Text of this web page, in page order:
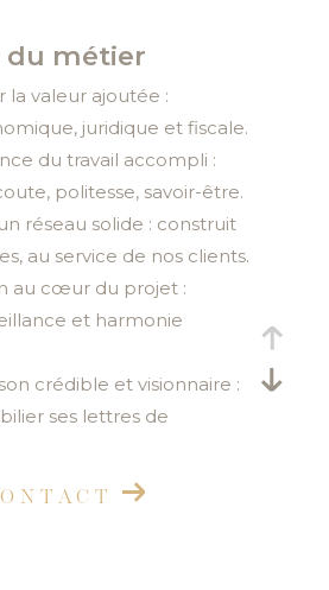
du métier
la valeur ajoutée :
juridique et fiscale.
du travail accompli :
politesse, savoir-être.
réseau solide : construit
au service de nos clients.
au cœur du projet :
et harmonie
crédible et visionnaire :
ses lettres de
LES CRITÈRES
PARKING
PAR